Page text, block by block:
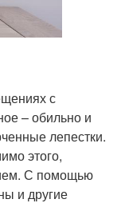
с
– обильно и
лепестки.
этого,
С помощью
и другие